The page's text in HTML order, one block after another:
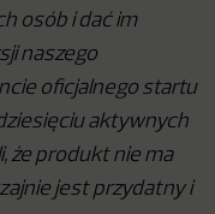
osób i dać im
naszego
oficjalnego startu
aktywnych
że produkt nie ma
jest przydatny i